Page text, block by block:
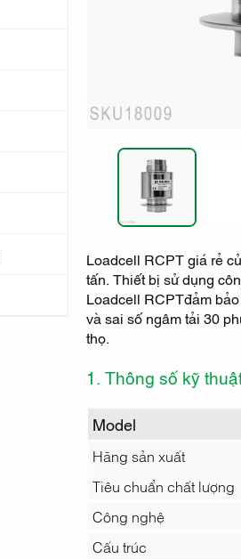
Loadcell RCPT giá rẻ
tấn. Thiết bị sử dụng
Loadcell RCPTđảm
và sai số ngâm tải 30
thọ.
1. Thông số kỹ
Model
Hãng sản xuất
Tiêu chuẩn chất lượng
Công nghệ
Cấu trúc